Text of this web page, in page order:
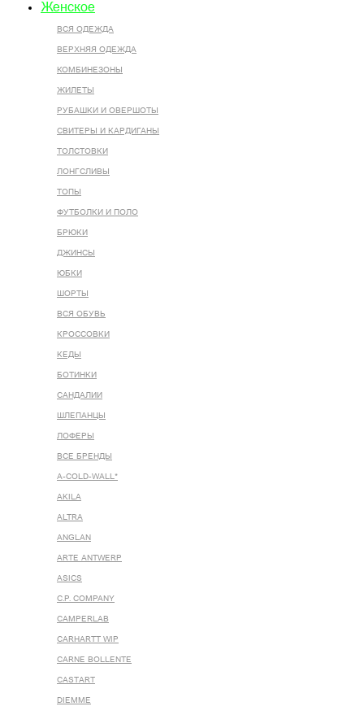
Женское
ВСЯ ОДЕЖДА
ВЕРХНЯЯ ОДЕЖДА
КОМБИНЕЗОНЫ
ЖИЛЕТЫ
РУБАШКИ И ОВЕРШОТЫ
СВИТЕРЫ И КАРДИГАНЫ
ТОЛСТОВКИ
ЛОНГСЛИВЫ
ТОПЫ
ФУТБОЛКИ И ПОЛО
БРЮКИ
ДЖИНСЫ
ЮБКИ
ШОРТЫ
ВСЯ ОБУВЬ
КРОССОВКИ
КЕДЫ
БОТИНКИ
САНДАЛИИ
ШЛЕПАНЦЫ
ЛОФЕРЫ
ВСЕ БРЕНДЫ
A-COLD-WALL*
AKILA
ALTRA
ANGLAN
ARTE ANTWERP
ASICS
C.P. COMPANY
CAMPERLAB
CARHARTT WIP
CARNE BOLLENTE
CASTART
DIEMME